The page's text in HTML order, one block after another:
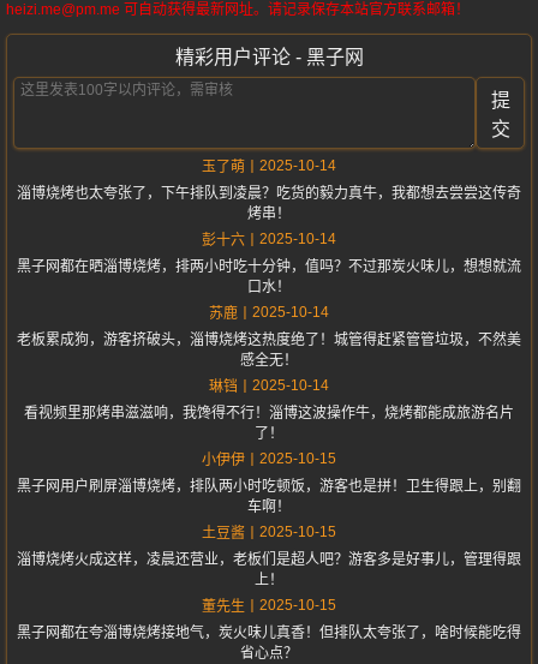
heizi.me@pm.me 可自动获得最新网址。请记录保存本站官方联系邮箱！
精彩用户评论 - 黑子网
提
交
玉了萌
2025-10-14
淄博烧烤也太夸张了，下午排队到凌晨？吃货的毅力真牛，我都想去尝尝这传奇
烤串！
彭十六
2025-10-14
黑子网都在晒淄博烧烤，排两小时吃十分钟，值吗？不过那炭火味儿，想想就流
口水！
苏鹿
2025-10-14
老板累成狗，游客挤破头，淄博烧烤这热度绝了！城管得赶紧管管垃圾，不然美
感全无！
琳铛
2025-10-14
看视频里那烤串滋滋响，我馋得不行！淄博这波操作牛，烧烤都能成旅游名片
了！
小伊伊
2025-10-15
黑子网用户刷屏淄博烧烤，排队两小时吃顿饭，游客也是拼！卫生得跟上，别翻
车啊！
土豆酱
2025-10-15
淄博烧烤火成这样，凌晨还营业，老板们是超人吧？游客多是好事儿，管理得跟
上！
董先生
2025-10-15
黑子网都在夸淄博烧烤接地气，炭火味儿真香！但排队太夸张了，啥时候能吃得
省心点？